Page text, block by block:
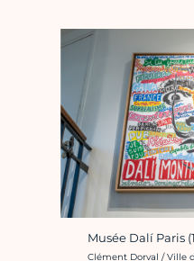
Musée Dalí Paris
Crédit photo :
Clément Dorval / Ville